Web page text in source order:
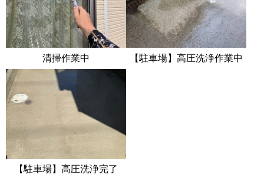
清掃作業中 【駐車場】高圧洗浄作業中
【駐車場】高圧洗浄完了